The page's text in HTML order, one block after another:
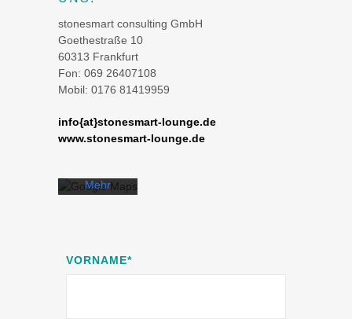
stonesmart consulting GmbH
Goethestraße 10
60313 Frankfurt
Fon: 069 26407108
Mobil: 0176 81419959
info{at}stonesmart-lounge.de
www.stonesmart-lounge.de
Mit dem
Laden der
Karte
Sie die
Datenschutzerklärung
Mehr
VORNAME*